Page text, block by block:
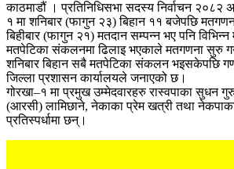
काठमाडौं । प्रतिनिधिसभा सदस्य निर्वाचन २०८२
१ मा शनिबार (फागुन २३) बिहान ११ बजेपछि
बिहीबार (फागुन २१) मतदान सम्पन्न भए पनि
मतपेटिका संकलनमा ढिलाइ भएकाले मतगणना सुरु
शनिबार बिहान सबै मतपेटिका संकलन भइसकेपछि
जिल्ला प्रशासन कार्यालयले जनाएको छ।
गोरखा–१ मा प्रमुख उम्मेदवारहरु रास्वपाका सुधन
(आरसी) लामिछाने, नेकाका प्रेम खत्री तथा नेकपाका
प्रतिस्पर्धामा छन्।